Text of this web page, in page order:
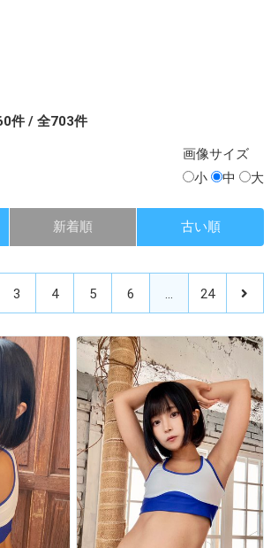
件 / 全703件
画像サイズ
小
中 大
新着順 古い順
3 4 5 6 … 24